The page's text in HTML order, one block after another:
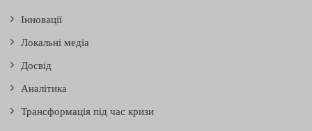
Інновації
Локальні медіа
Досвід
Аналітика
Трансформація під час кризи